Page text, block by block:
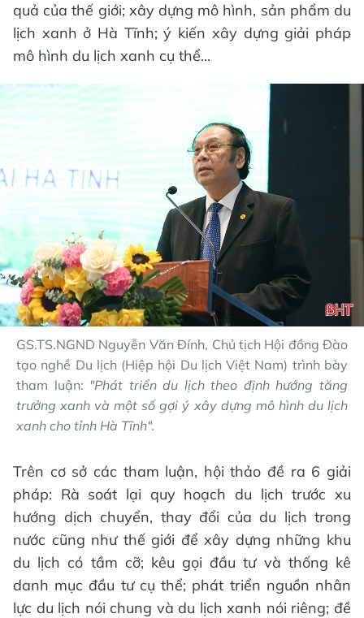
quả của thế giới; xây dựng mô hình, sản phẩm du
lịch xanh ở Hà Tĩnh; ý kiến xây dựng giải pháp
mô hình du lịch xanh cụ thể...
GS.TS.NGND Nguyễn Văn Đính, Chủ tịch Hội đồng Đào
tạo nghề Du lịch (Hiệp hội Du lịch Việt Nam) trình bày
tham luận: "Phát triển du lịch theo định hướng tăng
trưởng xanh và một số gợi ý xây dựng mô hình du lịch
xanh cho tỉnh Hà Tĩnh".
Trên cơ sở các tham luận, hội thảo đề ra 6 giải
pháp: Rà soát lại quy hoạch du lịch trước xu
hướng dịch chuyển, thay đổi của du lịch trong
nước cũng như thế giới để xây dựng những khu
du lịch có tầm cỡ; kêu gọi đầu tư và thống kê
danh mục đầu tư cụ thể; phát triển nguồn nhân
lực du lịch nói chung và du lịch xanh nói riêng; đề